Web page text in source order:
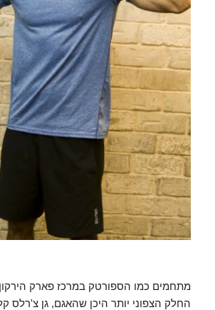
מתחמים כמו הספורטק במרכז פארק
החלק הצפוני יותר היכן שהאגם, גן צ'רלס